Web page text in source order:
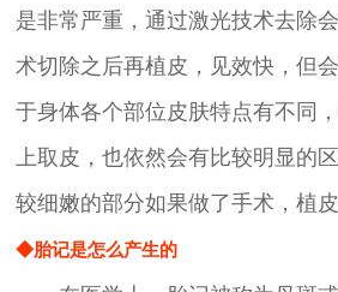
是非常严重，通过激光技术去除
术切除之后再植皮，见效快，但
于身体各个部位皮肤特点有不同
上取皮，也依然会有比较明显的
较细嫩的部分如果做了手术，植
◆胎记是怎么产生的